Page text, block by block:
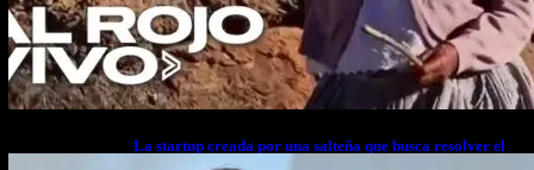
La startup creada por una salteña que busca resolver el
estrés financiero en Latinoamérica